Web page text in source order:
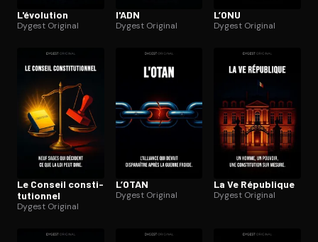
L'évolution
Dygest Original
l'ADN
Dygest Original
L’ONU
Dygest Original
Le Conseil consti­
tu­tion­nel
Dygest Original
L’OTAN
Dygest Original
La Ve République
Dygest Original